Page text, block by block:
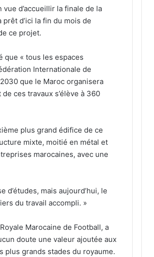
d’accueillir la finale de la
d’ici la fin du mois de
ce projet.
que « tous les espaces
Internationale de
que le Maroc organisera
ces travaux s’élève à 360
plus grand édifice de ce
mixte, moitié en métal et
marocaines, avec une
d’études, mais aujourd’hui, le
du travail accompli. »
Marocaine de Football, a
doute une valeur ajoutée aux
plus grands stades du royaume.